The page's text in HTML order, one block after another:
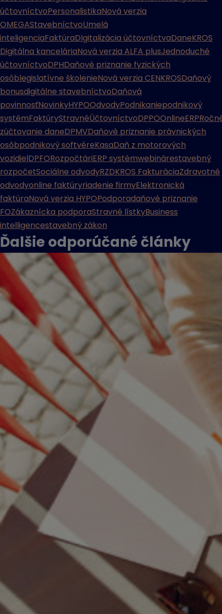
účtovníctvoPersonalistikaNová verzia
OMEGAStavebníctvoUmelá
inteligenciaFaktúraDIgitalizácia účtovníctvaDaneKROS
Digitálna kanceláriaNová verzia ALFA plusJednoduché
účtovníctvoDPHDaňové priznanie fyzických
osôblegislatívne školenieNová verzia CENKROSDaňový
bonusdigitálne stavebníctvoDaňová
povinnosťNovinkyHYPOOdvodyPodnikaniepodnikový
systémFaktúryStravnéÚčtovníctvoDPPOOnlineERP
zúčtovanie daneDPMVDaňové priznanie právnických
osôbpodnikový softvéreKasaDaň z motorových
vozidielDPFORozpočtáriERP systémwebinárestavebný
rozpočetSociálne odvodyRZDKROS FakturáciaZdravotné
odvodyonline faktúryriadenie firmyElektronická
faktúraNová verzia HYPOPodporadaňové priznanie
FOZákaznícka podporaStravné lístkyBusiness
intelligencestavebný zákon
Ďalšie odporúčané články